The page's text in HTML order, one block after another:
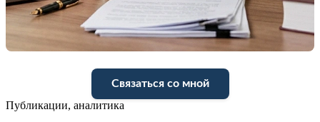
Связаться со мной
Публикации, аналитика